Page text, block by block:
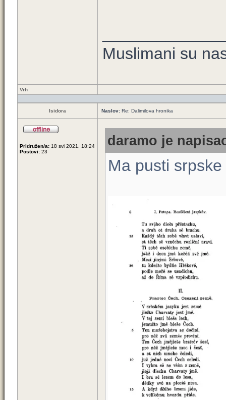
Muslimani su
Vrh
Isidora Naslov: Re: Dalimilova hronika
Pridružen/a: 18 svi 2021, 18:24
Postovi: 23
daramo je
Ma pusti